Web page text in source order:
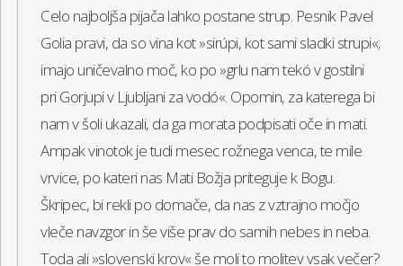
Celo najboljša pijača lahko postane strup. Pesnik Pavel
Golia pravi, da so vina kot »sirúpi, kot sami sladki strupi«;
imajo uničevalno moč, ko po »grlu nam tekó v gostilni
pri Gorjupi v Ljubljani za vodó«. Opomin, za katerega bi
nam v šoli ukazali, da ga morata podpisati oče in mati.
Ampak vinotok je tudi mesec rožnega venca, te mile
vrvice, po kateri nas Mati Božja priteguje k Bogu.
Škripec, bi rekli po domače, da nas z vztrajno močjo
vleče navzgor in še više prav do samih nebes in neba.
Toda ali »slovenski krov« še moli to molitev vsak večer?